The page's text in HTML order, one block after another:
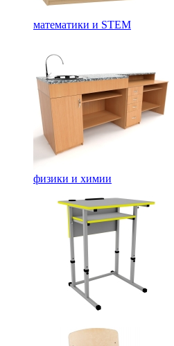
математики и STEM
физики и химии